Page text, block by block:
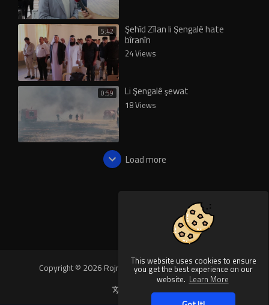
This website uses cookies to ensure
you get the best experience on our
website. Learn More
5:42 Şehîd Zîlan li Şengalê hate
bîranîn
24 Views
0:59 Li Şengalê şewat
18 Views
Load more
Copyright © 2026 Rojnews Video. All rights reserved.
Language